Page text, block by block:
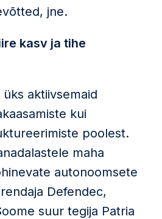
jne.
kasv ja tihe
aktiivsemaid
kui
poolest.
maha
autonoomsete
Defendec,
suur tegija Patria